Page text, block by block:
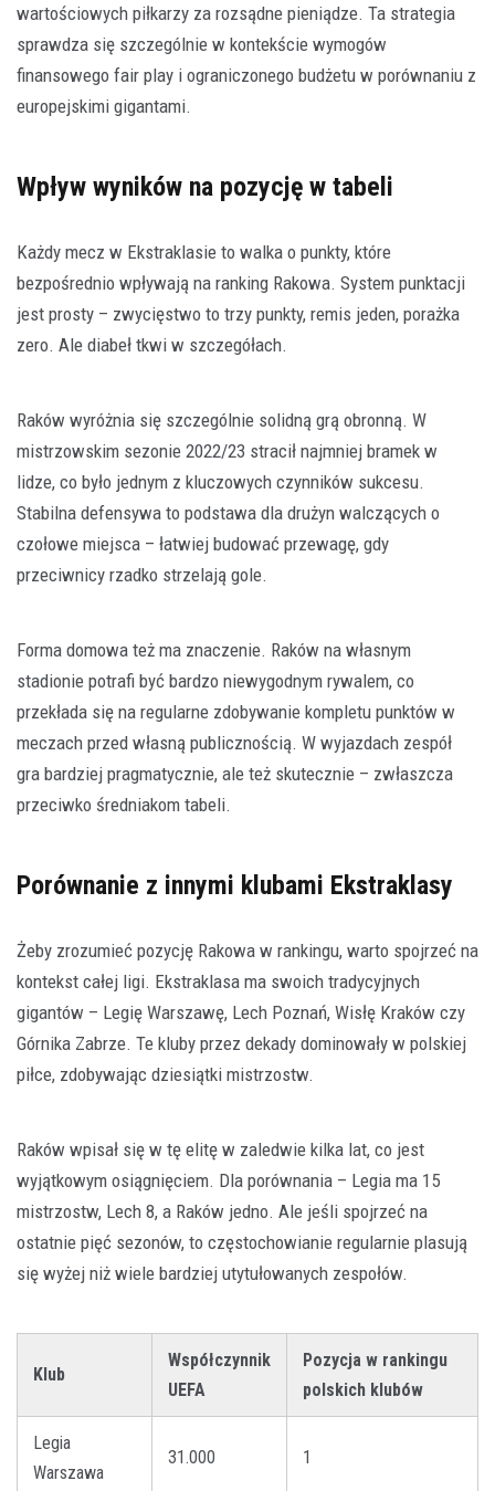
wartościowych piłkarzy za rozsądne pieniądze. Ta strategia
sprawdza się szczególnie w kontekście wymogów
finansowego fair play i ograniczonego budżetu w porównaniu z
europejskimi gigantami.
Wpływ wyników na pozycję w tabeli
Każdy mecz w Ekstraklasie to walka o punkty, które
bezpośrednio wpływają na ranking Rakowa. System punktacji
jest prosty – zwycięstwo to trzy punkty, remis jeden, porażka
zero. Ale diabeł tkwi w szczegółach.
Raków wyróżnia się szczególnie solidną grą obronną. W
mistrzowskim sezonie 2022/23 stracił najmniej bramek w
lidze, co było jednym z kluczowych czynników sukcesu.
Stabilna defensywa to podstawa dla drużyn walczących o
czołowe miejsca – łatwiej budować przewagę, gdy
przeciwnicy rzadko strzelają gole.
Forma domowa też ma znaczenie. Raków na własnym
stadionie potrafi być bardzo niewygodnym rywalem, co
przekłada się na regularne zdobywanie kompletu punktów w
meczach przed własną publicznością. W wyjazdach zespół
gra bardziej pragmatycznie, ale też skutecznie – zwłaszcza
przeciwko średniakom tabeli.
Porównanie z innymi klubami Ekstraklasy
Żeby zrozumieć pozycję Rakowa w rankingu, warto spojrzeć na
kontekst całej ligi. Ekstraklasa ma swoich tradycyjnych
gigantów – Legię Warszawę, Lech Poznań, Wisłę Kraków czy
Górnika Zabrze. Te kluby przez dekady dominowały w polskiej
piłce, zdobywając dziesiątki mistrzostw.
Raków wpisał się w tę elitę w zaledwie kilka lat, co jest
wyjątkowym osiągnięciem. Dla porównania – Legia ma 15
mistrzostw, Lech 8, a Raków jedno. Ale jeśli spojrzeć na
ostatnie pięć sezonów, to częstochowianie regularnie plasują
się wyżej niż wiele bardziej utytułowanych zespołów.
Klub
Współczynnik
UEFA
Pozycja w rankingu
polskich klubów
Legia
Warszawa
31.000 1